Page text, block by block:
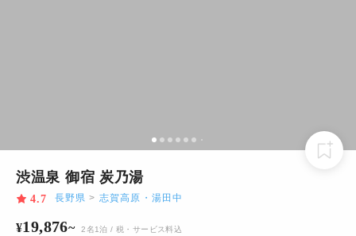
渋温泉 御宿 炭乃湯
4.7 長野県 > 志賀高原・湯田中
¥19,876~ 2名1泊 / 税・サービス料込